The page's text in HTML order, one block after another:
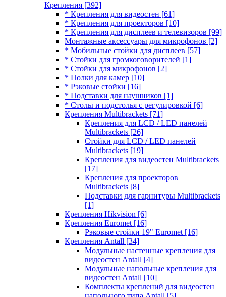
Крепления [392]
* Крепления для видеостен [61]
* Крепления для проекторов [10]
* Крепления для дисплеев и телевизоров [99]
Монтажные аксессуары для микрофонов [2]
* Мобильные стойки для дисплеев [57]
* Стойки для громкоговорителей [1]
* Стойки для микрофонов [2]
* Полки для камер [10]
* Рэковые стойки [16]
* Подставки для наушников [1]
* Столы и подстолья с регулировкой [6]
Крепления Multibrackets [71]
Крепления для LCD / LED панелей
Multibrackets [26]
Стойки для LCD / LED панелей
Multibrackets [19]
Крепления для видеостен Multibrackets
[17]
Крепления для проекторов
Multibrackets [8]
Подставки для гарнитуры Multibrackets
[1]
Крепления Hikvision [6]
Крепления Euromet [16]
Рэковые стойки 19" Euromet [16]
Крепления Antall [34]
Модульные настенные крепления для
видеостен Antall [4]
Модульные напольные крепления для
видеостен Antall [10]
Комплекты креплений для видеостен